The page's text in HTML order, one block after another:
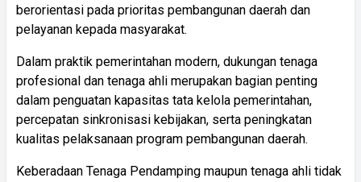
berorientasi pada prioritas pembangunan daerah dan
pelayanan kepada masyarakat.
Dalam praktik pemerintahan modern, dukungan tenaga
profesional dan tenaga ahli merupakan bagian penting
dalam penguatan kapasitas tata kelola pemerintahan,
percepatan sinkronisasi kebijakan, serta peningkatan
kualitas pelaksanaan program pembangunan daerah.
Keberadaan Tenaga Pendamping maupun tenaga ahli tidak